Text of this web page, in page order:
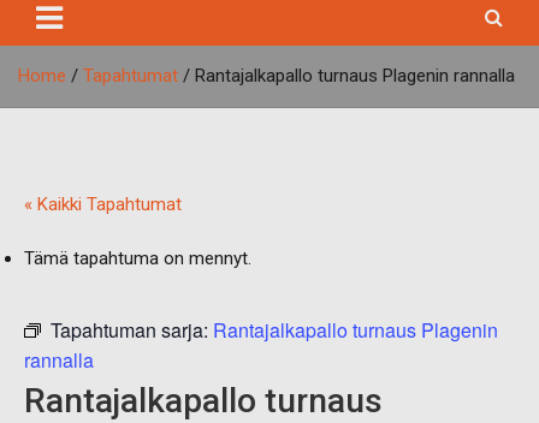
Home Tapahtumat Rantajalkapallo turnaus Plagenin rannalla
« Kaikki Tapahtumat
Tämä tapahtuma on mennyt.
Tapahtuman sarja: Rantajalkapallo turnaus Plagenin
rannalla
Rantajalkapallo turnaus